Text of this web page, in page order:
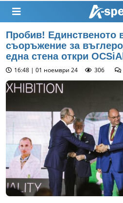
Пробив! Единственото
съоръжение за
една стена откри
16:48 | 01 ноември 24 306